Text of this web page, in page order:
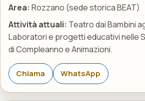
Area: Rozzano (sede storica BEAT)
Attività attuali: Teatro dai Bambini
Laboratori e progetti educativi nelle
di Compleanno e Animazioni.
Chiama WhatsApp